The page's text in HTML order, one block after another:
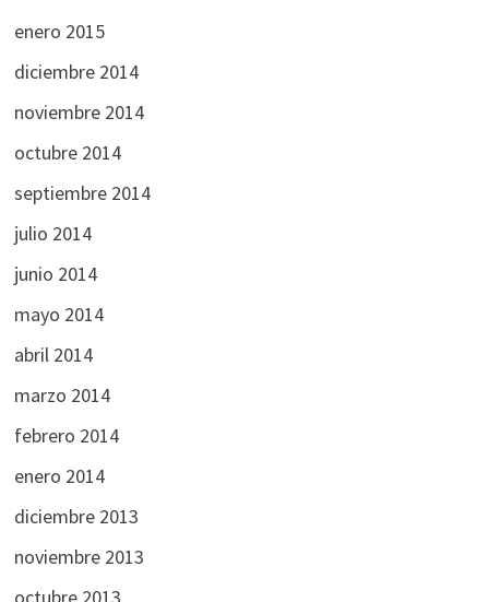
enero 2015
diciembre 2014
noviembre 2014
octubre 2014
septiembre 2014
julio 2014
junio 2014
mayo 2014
abril 2014
marzo 2014
febrero 2014
enero 2014
diciembre 2013
noviembre 2013